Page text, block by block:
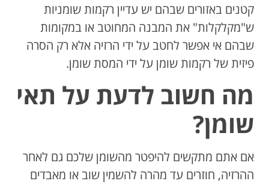
קטנים באזורים שבהם יש עדיין רקמות שומניות
ש"מקלקלות" את המבנה המחוטב או במקומות
שבהם אי אפשר לחטב על ידי הרזיה אלא רק הסרה
פיזית של רקמות שומן על ידי המסת שומן.
מה חשוב לדעת על תאי
שומן?
אם אתם מתקשים להיפטר מהשומן שלכם גם לאחר
ההרזיה, חוזרים עד מהרה להשמין שוב או מאבדים